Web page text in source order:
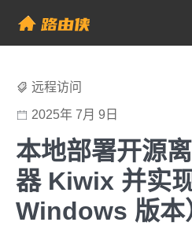
content
帮助中心 - 路
远程访问
2025年 7月 9日
本地部署开源
器 Kiwix 并实
Windows 版本